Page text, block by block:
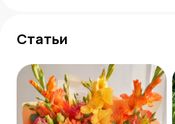
Статьи